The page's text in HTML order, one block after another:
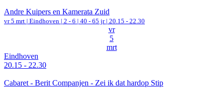
Andre Kuipers en Kamerata Zuid
vr 5 mrt | Eindhoven | 2 - 6 | 40 - 65 jr | 20.15 - 22.30
vr
5
mrt
Eindhoven
20.15 - 22.30
Cabaret - Berit Companjen - Zei ik dat hardop Stip